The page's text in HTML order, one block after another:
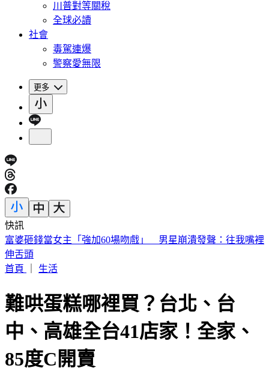
川普對等關稅
全球必讀
社會
毒駕連爆
警察愛無限
更多
快訊
喉嚨痛如刀割！一票人狂咳3週「新冠、流感全陰」 醫曝：
這次病毒很毒
首頁
生活
難哄蛋糕哪裡買？台北、台
中、高雄全台41店家！全家、
85度C開賣